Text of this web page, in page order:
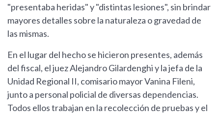
"presentaba heridas" y "distintas lesiones", sin brindar
mayores detalles sobre la naturaleza o gravedad de
las mismas.
En el lugar del hecho se hicieron presentes, además
del fiscal, el juez Alejandro Gilardenghi y la jefa de la
Unidad Regional II, comisario mayor Vanina Fileni,
junto a personal policial de diversas dependencias.
Todos ellos trabajan en la recolección de pruebas y el